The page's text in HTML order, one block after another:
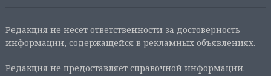
Редакция не несет ответственности за достоверность
информации, содержащейся в рекламных объявлениях.
Редакция не предоставляет справочной информации.